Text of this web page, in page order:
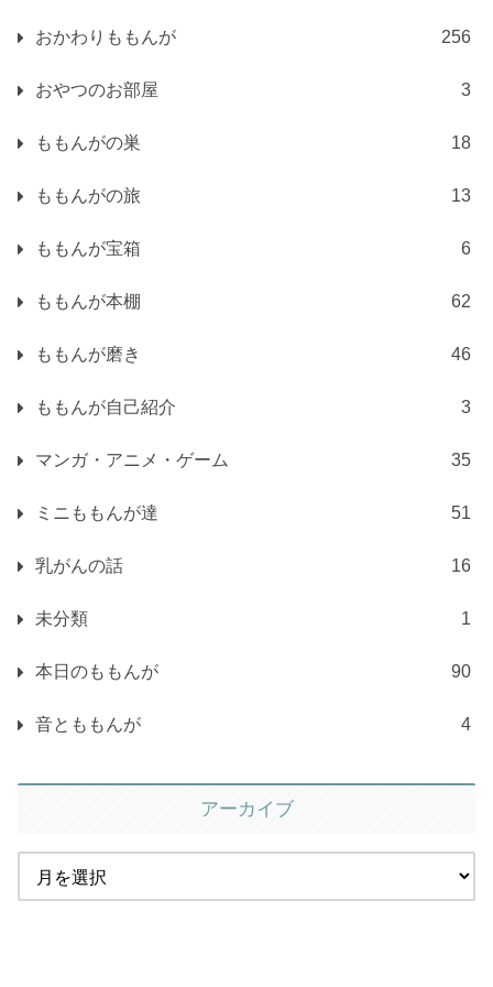
おかわりももんが 256
おやつのお部屋 3
ももんがの巣 18
ももんがの旅 13
ももんが宝箱 6
ももんが本棚 62
ももんが磨き 46
ももんが自己紹介 3
マンガ・アニメ・ゲーム 35
ミニももんが達 51
乳がんの話 16
未分類 1
本日のももんが 90
音とももんが 4
アーカイブ